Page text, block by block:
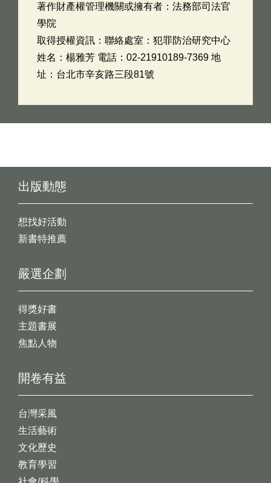
著作財產權管理機關或擁有者：法務部司法官
學院
取得授權資訊：聯絡處室：犯罪防治研究中心
姓名：楊雅芳 電話：02-21910189-7369 地
址：台北市辛亥路三段81號
出版動態
想找好活動
新書特推薦
開卷有益
台灣采風
生活藝術
文化歷史
教育學習
嚴選企劃
得獎好書
主題書展
焦點人物